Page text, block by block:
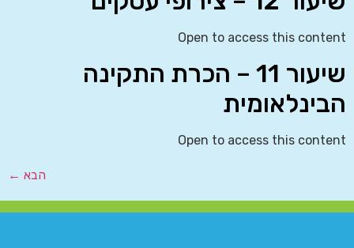
Open to access this content
שיעור 11 – הכרת התקינה
הבינלאומית
Open to access this content
הבא ←